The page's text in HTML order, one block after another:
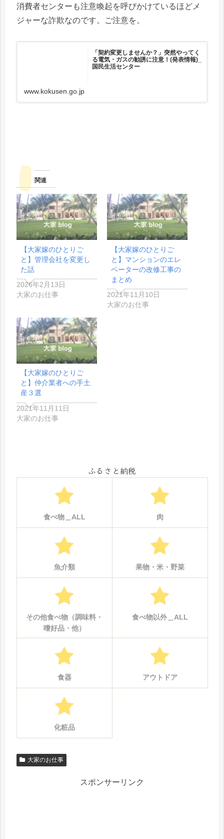
消費者センターも注意喚起を呼びかけているほどメ
ジャーな詐欺なのです。ご注意を。
「契約変更しませんか？」突然やってく
る電気・ガスの勧誘に注意！(発表情報)_
国民生活センター
www.kokusen.go.jp
関連
【大家嫁のひとりご
と】管理会社を変更し
た話
2026年2月13日
大家のお仕事
【大家嫁のひとりご
と】マンションのエレ
ベーターの改修工事の
まとめ
2021年11月10日
大家のお仕事
【大家嫁のひとりご
と】仲介業者への手土
産３選
2021年11月11日
大家のお仕事
ふるさと納税
食べ物＿ALL 肉
魚介類 果物・米・野菜
その他食べ物（調味料・
嗜好品・他）
食べ物以外＿ALL
食器 アウトドア
化粧品
大家のお仕事
スポンサーリンク